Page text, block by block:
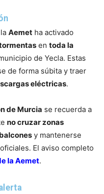
Aemet ha activado
en toda la
de Yecla. Estas
de forma súbita y traer
eléctricas.
de Murcia se recuerda a
no cruzar zonas
y mantenerse
El aviso completo
la Aemet.